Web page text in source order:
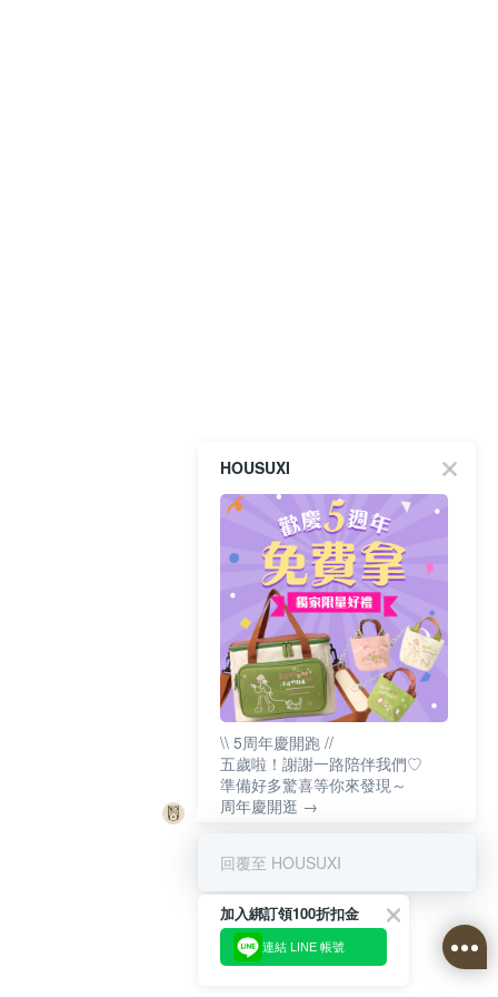
HOUSUXI
\\ 5周年慶開跑 //
五歲啦！謝謝一路陪伴我們♡
準備好多驚喜等你來發現～
周年慶開逛 →
回覆至 HOUSUXI
加入綁訂領100折扣金
連結 LINE 帳號